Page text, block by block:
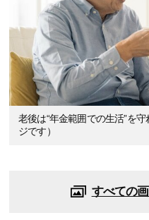
老後は“年金範囲での生活”を
ジです）
すべての